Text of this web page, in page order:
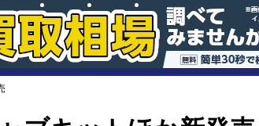
カスタム
一覧
ホンダ
ヤマハ
スズキ
カワサキ
絶版ミドルバイク
一覧
ホンダ
ヤマハ
スズキ
カワサキ
道の駅調査隊
ツーリング情報局
日本の道50選
国道めぐり
林道ツーリング